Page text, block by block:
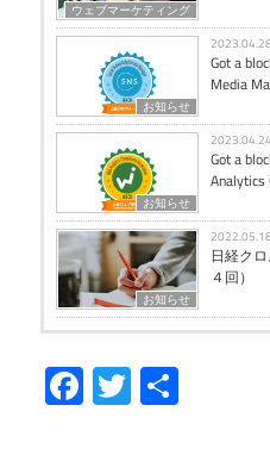
ウェブマーケティング
お知らせ
2023.04.28
Got a
Media
お知らせ
2023.04.24
Got a
Analytics
お知らせ
2022.05.18
日経ク
４回）
Facebook
Twitter